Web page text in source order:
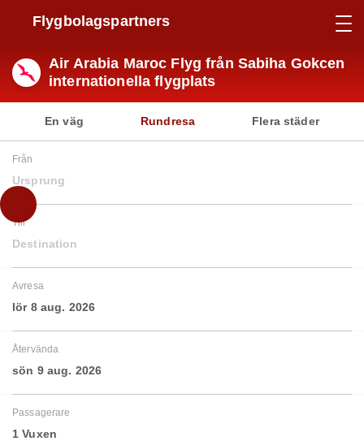
Flygbolagspartners
Air Arabia Maroc Flyg från Sabiha Gokcen
internationella flygplats
En väg Rundresa Flera städer
Från
Ursprung
Till
Destination
Avresa
lör 8 aug. 2026
Återvända
sön 9 aug. 2026
Passagerare
1 Vuxen